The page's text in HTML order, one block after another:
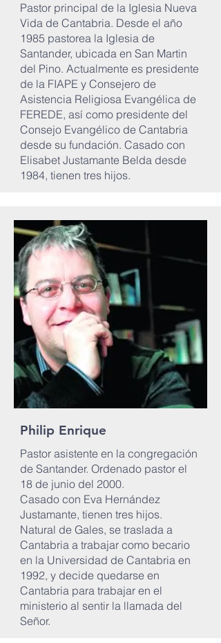
Pastor principal de la Iglesia Nueva
Vida de Cantabria. Desde el año
1985 pastorea la Iglesia de
Santander, ubicada en San Martin
del Pino. Actualmente es presidente
de la FIAPE y Consejero de
Asistencia Religiosa Evangélica de
FEREDE, así como presidente del
Consejo Evangélico de Cantabria
desde su fundación. Casado con
Elisabet Justamante Belda desde
1984, tienen tres hijos.
Philip Enrique
Pastor asistente en la congregación
de Santander. Ordenado pastor el
18 de junio del 2000.
Casado con Eva Hernández
Justamante, tienen tres hijos.
Natural de Gales, se traslada a
Cantabria a trabajar como becario
en la Universidad de Cantabria en
1992, y decide quedarse en
Cantabria para trabajar en el
ministerio al sentir la llamada del
Señor.